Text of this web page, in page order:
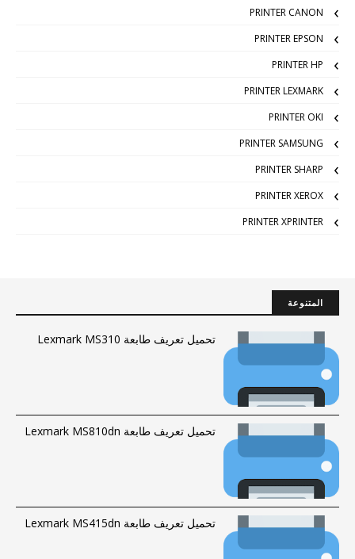
PRINTER CANON
PRINTER EPSON
PRINTER HP
PRINTER LEXMARK
PRINTER OKI
PRINTER SAMSUNG
PRINTER SHARP
PRINTER XEROX
PRINTER XPRINTER
المتنوعة
تحميل تعريف طابعة Lexmark MS310
تحميل تعريف طابعة Lexmark MS810dn
تحميل تعريف طابعة Lexmark MS415dn